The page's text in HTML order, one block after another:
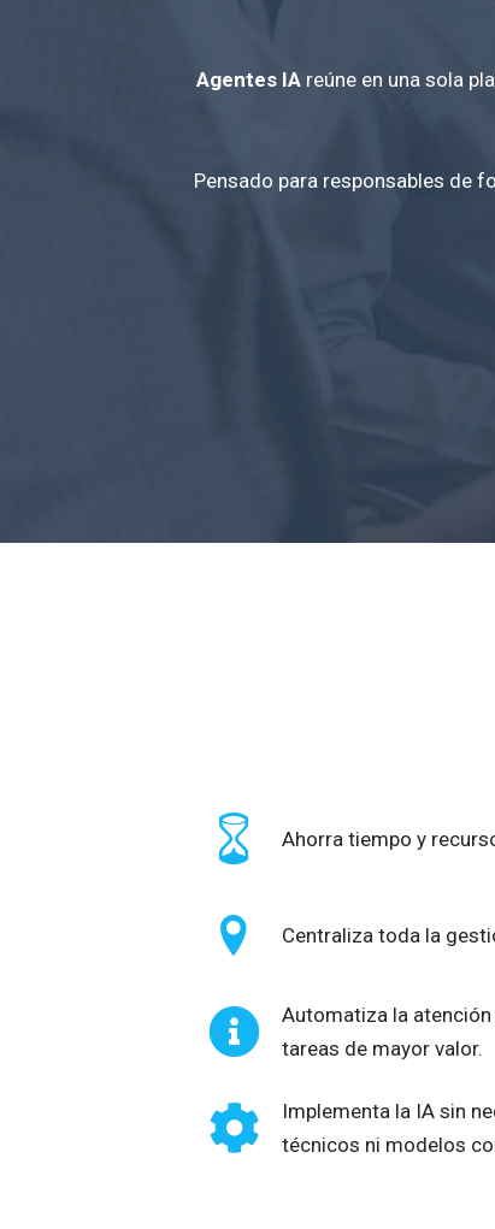
Agentes IAreúne en una sola
Pensado para responsables de
Ahorra tiempo y
Centraliza toda la
Automatiza la
tareas de mayor valor.
Implementa la IA sin
técnicos ni modelos